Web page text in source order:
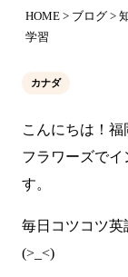
HOME > ブログ >
学習
カナダ
こんにちは！
フラワーズで
す。
毎日コツコツ英
(>_<)